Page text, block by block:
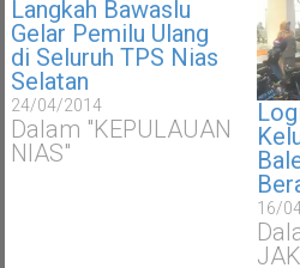
Langkah Bawaslu
Gelar Pemilu Ulang
di Seluruh TPS Nias
Selatan
24/04/2014
Dalam "KEPULAUAN
NIAS"
16/